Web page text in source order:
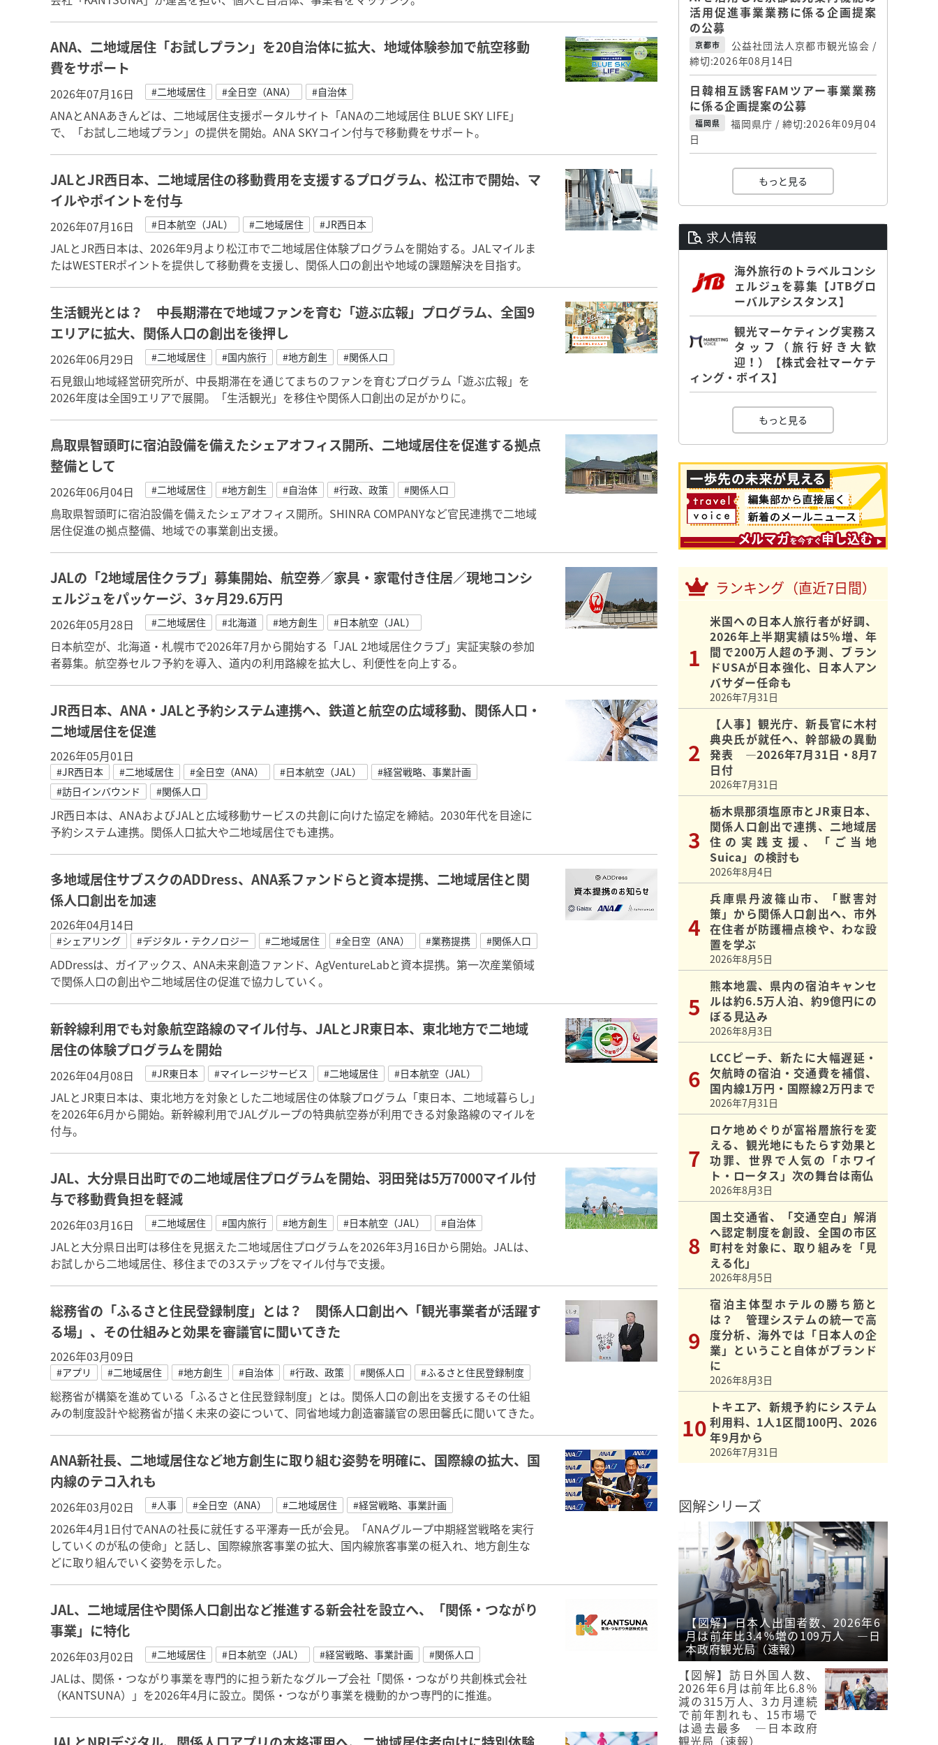
ANA、二地域居住「お試しプラン」を20自治体に拡大、地域体験参加で航空移動
費をサポート
2026年07月16日 #二地域居住 #全日空（ANA） #自治体
ANAとANAあきんどは、二地域居住支援ポータルサイト「ANAの二地域居住 BLUE SKY LIFE」
で、「お試し二地域プラン」の提供を開始。ANA SKYコイン付与で移動費をサポート。
JALとJR西日本、二地域居住の移動費用を支援するプログラム、松江市で開始、マ
イルやポイントを付与
2026年07月16日 #日本航空（JAL） #二地域居住 #JR西日本
JALとJR西日本は、2026年9月より松江市で二地域居住体験プログラムを開始する。JALマイルま
たはWESTERポイントを提供して移動費を支援し、関係人口の創出や地域の課題解決を目指す。
生活観光とは？ 中長期滞在で地域ファンを育む「遊ぶ広報」プログラム、全国9
エリアに拡大、関係人口の創出を後押し
2026年06月29日 #二地域居住 #国内旅行 #地方創生 #関係人口
石見銀山地域経営研究所が、中長期滞在を通じてまちのファンを育むプログラム「遊ぶ広報」を
2026年度は全国9エリアで展開。「生活観光」を移住や関係人口創出の足がかりに。
鳥取県智頭町に宿泊設備を備えたシェアオフィス開所、二地域居住を促進する拠点
整備として
2026年06月04日 #二地域居住 #地方創生 #自治体 #行政、政策 #関係人口
鳥取県智頭町に宿泊設備を備えたシェアオフィス開所。SHINRA COMPANYなど官民連携で二地域
居住促進の拠点整備、地域での事業創出支援。
JALの「2地域居住クラブ」募集開始、航空券／家具・家電付き住居／現地コンシ
ェルジュをパッケージ、3ヶ月29.6万円
2026年05月28日 #二地域居住 #北海道 #地方創生 #日本航空（JAL）
日本航空が、北海道・札幌市で2026年7月から開始する「JAL 2地域居住クラブ」実証実験の参加
者募集。航空券セルフ予約を導入、道内の利用路線を拡大し、利便性を向上する。
JR西日本、ANA・JALと予約システム連携へ、鉄道と航空の広域移動、関係人口・
二地域居住を促進
2026年05月01日
#JR西日本 #二地域居住 #全日空（ANA） #日本航空（JAL）
#経営戦略、事業計画
#訪日インバウンド
#関係人口
JR西日本は、ANAおよびJALと広域移動サービスの共創に向けた協定を締結。2030年代を目途に
予約システム連携。関係人口拡大や二地域居住でも連携。
多地域居住サブスクのADDress、ANA系ファンドらと資本提携、二地域居住と関
係人口創出を加速
2026年04月14日
#シェアリング #デジタル・テクノロジー #二地域居住 #全日空（ANA） #業務提携 #関係人口
ADDressは、ガイアックス、ANA未来創造ファンド、AgVentureLabと資本提携。第一次産業領域
で関係人口の創出や二地域居住の促進で協力していく。
新幹線利用でも対象航空路線のマイル付与、JALとJR東日本、東北地方で二地域
居住の体験プログラムを開始
2026年04月08日 #JR東日本 #マイレージサービス #二地域居住 #日本航空（JAL）
JALとJR東日本は、東北地方を対象とした二地域居住の体験プログラム「東日本、二地域暮らし」
を2026年6月から開始。新幹線利用でJALグループの特典航空券が利用できる対象路線のマイルを
付与。
JAL、大分県日出町での二地域居住プログラムを開始、羽田発は5万7000マイル付
与で移動費負担を軽減
2026年03月16日 #二地域居住 #国内旅行 #地方創生 #日本航空（JAL） #自治体
JALと大分県日出町は移住を見据えた二地域居住プログラムを2026年3月16日から開始。JALは、
お試しから二地域居住、移住までの3ステップをマイル付与で支援。
総務省の「ふるさと住民登録制度」とは？ 関係人口創出へ「観光事業者が活躍す
る場」、その仕組みと効果を審議官に聞いてきた
2026年03月09日
#アプリ #二地域居住 #地方創生 #自治体 #行政、政策 #関係人口 #ふるさと住民登録制度
総務省が構築を進めている「ふるさと住民登録制度」とは。関係人口の創出を支援するその仕組
みの制度設計や総務省が描く未来の姿について、同省地域力創造審議官の恩田馨氏に聞いてきた。
ANA新社長、二地域居住など地方創生に取り組む姿勢を明確に、国際線の拡大、国
内線のテコ入れも
2026年03月02日 #人事 #全日空（ANA） #二地域居住 #経営戦略、事業計画
2026年4月1日付でANAの社長に就任する平澤寿一氏が会見。「ANAグループ中期経営戦略を実行
していくのが私の使命」と話し、国際線旅客事業の拡大、国内線旅客事業の梃入れ、地方創生な
どに取り組んでいく姿勢を示した。
JAL、二地域居住や関係人口創出など推進する新会社を設立へ、「関係・つながり
事業」に特化
2026年03月02日 #二地域居住 #日本航空（JAL） #経営戦略、事業計画 #関係人口
JALは、関係・つながり事業を専門的に担う新たなグループ会社「関係・つながり共創株式会社
（KANTSUNA）」を2026年4月に設立。関係・つながり事業を機動的かつ専門的に推進。
活用促進事業業務に係る企画提案
の公募
京都市
公益社団法人京都市観光協会 /
締切:2026年08月14日
日韓相互誘客FAMツアー事業業務
に係る企画提案の公募
福岡県
福岡県庁 / 締切:2026年09月04
日
もっと見る
求人情報
海外旅行のトラベルコンシ
ェルジュを募集【JTBグロ
ーバルアシスタンス】
観光マーケティング実務ス
タッフ（旅行好き大歓
迎！）【株式会社マーケテ
ィング・ボイス】
もっと見る
ランキング（直近7日間）
米国への日本人旅行者が好調、
2026年上半期実績は5％増、年
間で200万人超の予測、ブラン
ドUSAが日本強化、日本人アン
バサダー任命も
2026年7月31日
【人事】観光庁、新長官に木村
典央氏が就任へ、幹部級の異動
発表 ―2026年7月31日・8月7
日付
2026年7月31日
栃木県那須塩原市とJR東日本、
関係人口創出で連携、二地域居
住の実践支援、「ご当地
Suica」の検討も
2026年8月4日
兵庫県丹波篠山市、「獣害対
策」から関係人口創出へ、市外
在住者が防護柵点検や、わな設
置を学ぶ
2026年8月5日
熊本地震、県内の宿泊キャンセ
ルは約6.5万人泊、約9億円にの
ぼる見込み
2026年8月3日
LCCピーチ、新たに大幅遅延・
欠航時の宿泊・交通費を補償、
国内線1万円・国際線2万円まで
2026年7月31日
ロケ地めぐりが富裕層旅行を変
える、観光地にもたらす効果と
功罪、世界で人気の「ホワイ
ト・ロータス」次の舞台は南仏
2026年8月3日
国土交通省、「交通空白」解消
へ認定制度を創設、全国の市区
町村を対象に、取り組みを「見
える化」
2026年8月5日
宿泊主体型ホテルの勝ち筋と
は？ 管理システムの統一で高
度分析、海外では「日本人の企
業」ということ自体がブランド
に
2026年8月3日
トキエア、新規予約にシステム
利用料、1人1区間100円、2026
年9月から
2026年7月31日
図解シリーズ
【図解】日本人出国者数、2026年6
月は前年比3.4％増の109万人 ―日
本政府観光局（速報）
【図解】訪日外国人数、
2026年6月は前年比6.8％
減の315万人、3カ月連続
で前年割れも、15市場で
は過去最多 ―日本政府
観光局（速報）